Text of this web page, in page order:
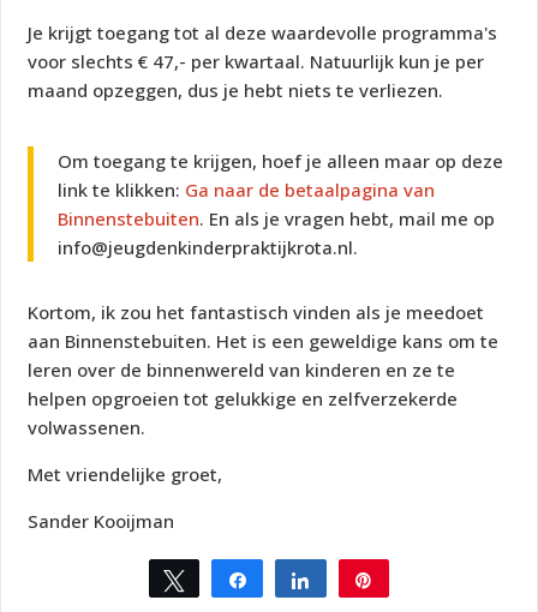
Je krijgt toegang tot al deze waardevolle programma's
voor slechts € 47,- per kwartaal. Natuurlijk kun je per
maand opzeggen, dus je hebt niets te verliezen.
Om toegang te krijgen, hoef je alleen maar op deze
link te klikken: Ga naar de betaalpagina van
Binnenstebuiten. En als je vragen hebt, mail me op
info@jeugdenkinderpraktijkrota.nl.
Kortom, ik zou het fantastisch vinden als je meedoet
aan Binnenstebuiten. Het is een geweldige kans om te
leren over de binnenwereld van kinderen en ze te
helpen opgroeien tot gelukkige en zelfverzekerde
volwassenen.
Met vriendelijke groet,
Sander Kooijman
Tweet Share Share